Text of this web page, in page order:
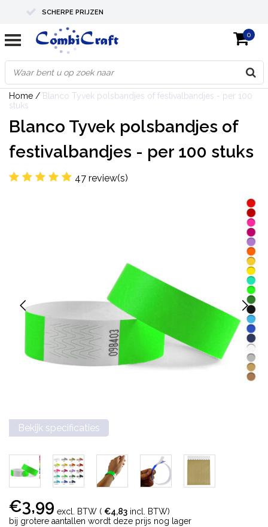
SCHERPE PRIJZEN
PROFESSIONELE KWALITEIT
EXPERTS IN MAATWERK
0
Home / Blanco Tyvek polsbandjes of festivalbandjes - per 100
stuks
Blanco Tyvek polsbandjes of
festivalbandjes - per 100 stuks
47 review(s)
Bekijk specificaties
€3,99 excl. BTW ( €4,83 incl. BTW)
bij grotere aantallen wordt deze prijs nog lager